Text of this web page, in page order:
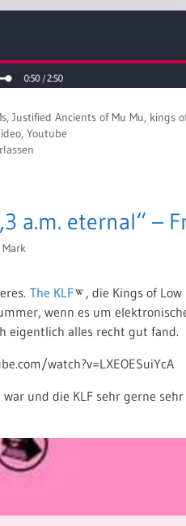
, Justified Ancients of Mu Mu, kings
, Youtube
a.m. eternal“ –
Mark
The KLF
, die Kings of
wenn es um
eigentlich alles recht gut fand.
watch?v=LXEOESuiYcA
war und die KLF sehr gerne